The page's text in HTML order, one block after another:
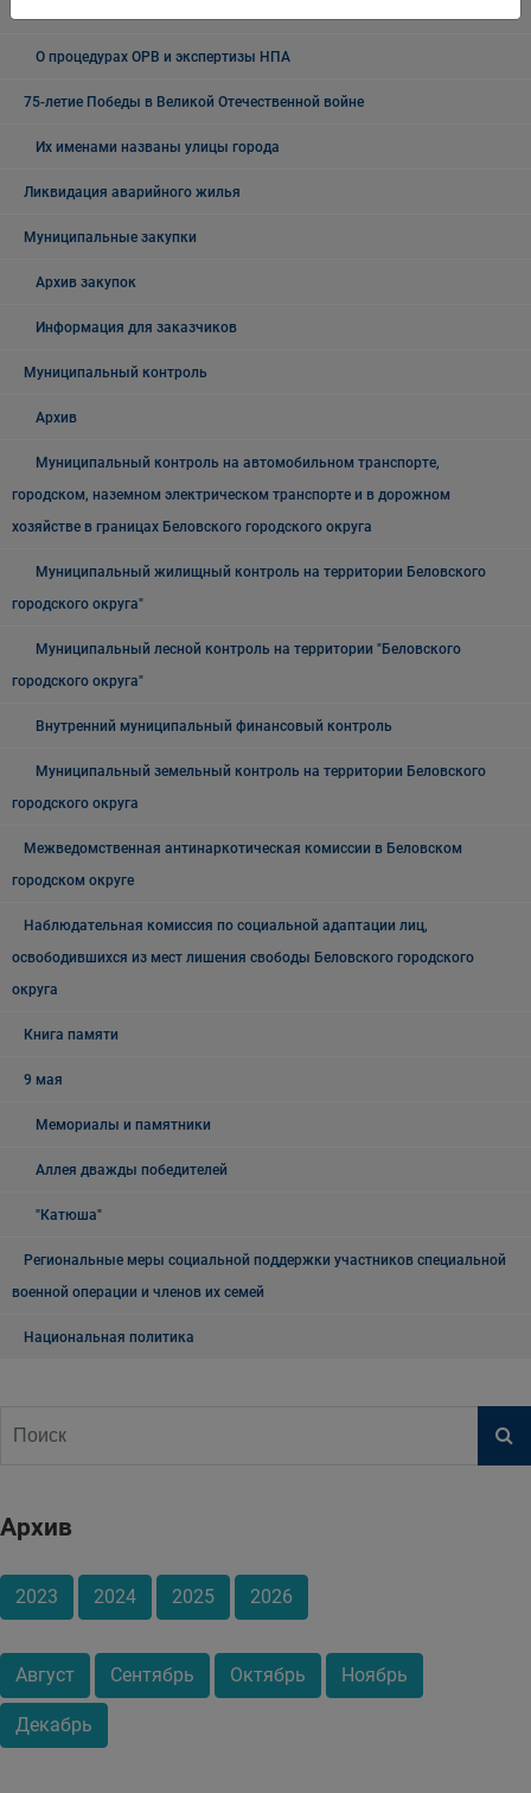
О процедурах ОРВ и экспертизы НПА
75-летие Победы в Великой Отечественной войне
Их именами названы улицы города
Ликвидация аварийного жилья
Муниципальные закупки
Архив закупок
Информация для заказчиков
Муниципальный контроль
Архив
Муниципальный контроль на автомобильном транспорте,
городском, наземном электрическом транспорте и в дорожном
хозяйстве в границах Беловского городского округа
Муниципальный жилищный контроль на территории Беловского
городского округа"
Муниципальный лесной контроль на территории "Беловского
городского округа"
Внутренний муниципальный финансовый контроль
Муниципальный земельный контроль на территории Беловского
городского округа
Межведомственная антинаркотическая комиссии в Беловском
городском округе
Наблюдательная комиссия по социальной адаптации лиц,
освободившихся из мест лишения свободы Беловского городского
округа
Книга памяти
9 мая
Мемориалы и памятники
Аллея дважды победителей
"Катюша"
Региональные меры социальной поддержки участников специальной
военной операции и членов их семей
Национальная политика
Архив
2023 2024 2025 2026
Август Сентябрь Октябрь Ноябрь
Декабрь